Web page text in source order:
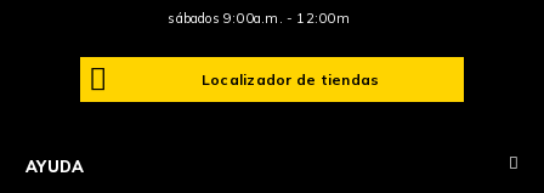
sábados 9:00a.m. - 12:00m
Localizador de tiendas
AYUDA +